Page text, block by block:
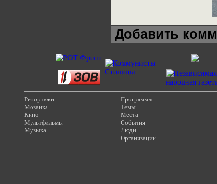
Добавить
Репортажи
Мозаика
Кино
Мультфильмы
Музыка
Программы
Темы
Места
События
Люди
Организации